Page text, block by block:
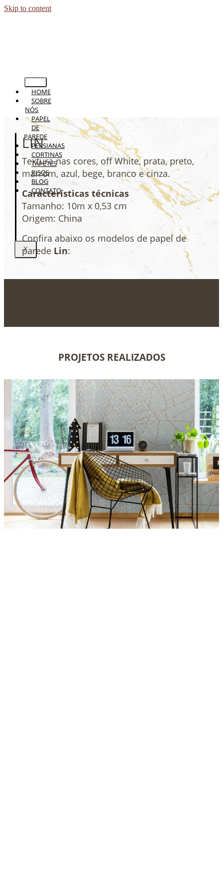
Skip to content
HOME
SOBRE
NÓS
PAPEL
DE
PAREDE
PERSIANAS
CORTINAS
TAPETES
PISOS
BLOG
CONTATO
X
LIN
Textura nas cores, off White, prata, preto,
marrom, azul, bege, branco e cinza.
Características técnicas
Tamanho: 10m x 0,53 cm
Origem: China
Confira abaixo os modelos de papel de
parede Lin:
PROJETOS REALIZADOS